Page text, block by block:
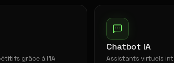
grâce à l'IA
Chatbot IA
Assistants virtuels